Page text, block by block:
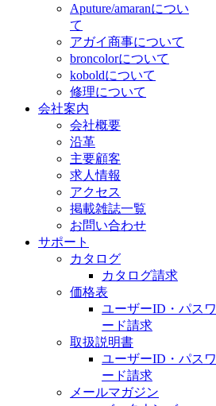
Aputure/amaranについ
て
アガイ商事について
broncolorについて
koboldについて
修理について
会社案内
会社概要
沿革
主要顧客
求人情報
アクセス
掲載雑誌一覧
お問い合わせ
サポート
カタログ
カタログ請求
価格表
ユーザーID・パスワ
ード請求
取扱説明書
ユーザーID・パスワ
ード請求
メールマガジン